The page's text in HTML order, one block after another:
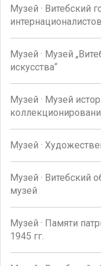
Музей · Витебский
интернационалистов
Музей · Музей
искусства“
Музей · Музей
Музей ·
Музей · Витебский
музей
Музей · Памяти
1945 гг.